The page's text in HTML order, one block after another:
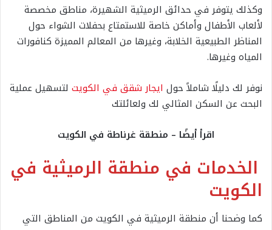
وكذلك يتوفر في حدائق الرميثية الشهيرة، مناطق مخصصة
لألعاب الأطفال وأماكن خاصة للاستمتاع بحفلات الشواء حول
المناظر الطبيعية الخلابة، وغيرها من المعالم المميزة كنافورات
المياه وغيرها.
نوفر لك دليلًا شاملاً حول ايجار شقق في الكويت لتسهيل عملية
البحث عن السكن المثالي لك ولعائلتك
اقرأ أيضًا – منطقة غرناطة في الكويت
الخدمات في منطقة الرميثية في
الكويت
كما وضحنا أن منطقة الرميثية في الكويت من المناطق التي